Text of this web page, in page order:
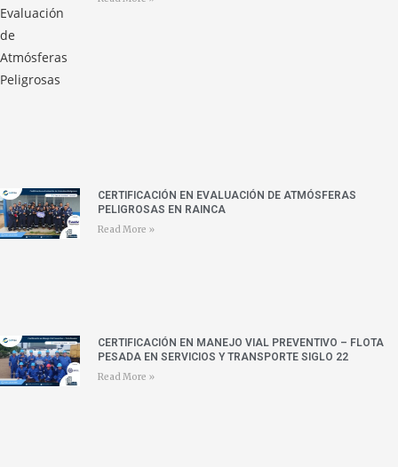
CERTIFICACIÓN EN EVALUACIÓN DE ATMÓSFERAS
PELIGROSAS EN RAINCA
Read More »
CERTIFICACIÓN EN MANEJO VIAL PREVENTIVO – FLOTA
PESADA EN SERVICIOS Y TRANSPORTE SIGLO 22
Read More »